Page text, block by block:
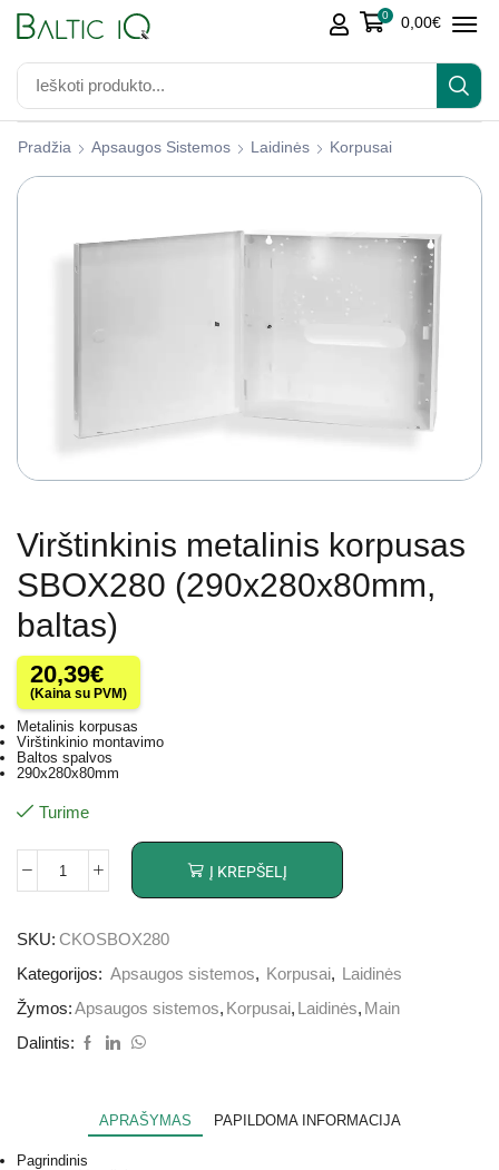
0 0,00€
Pradžia Apsaugos Sistemos Laidinės Korpusai
Virštinkinis metalinis korpusas
SBOX280 (290x280x80mm,
baltas)
20,39€
(Kaina su PVM)
Metalinis korpusas
Virštinkinio montavimo
Baltos spalvos
290x280x80mm
Turime
Į KREPŠELĮ
SKU: CKOSBOX280
Kategorijos: Apsaugos sistemos, Korpusai,
Laidinės
Žymos:Apsaugos sistemos, Korpusai, Laidinės, Main
Dalintis:
APRAŠYMAS PAPILDOMA INFORMACIJA
Pagrindinis